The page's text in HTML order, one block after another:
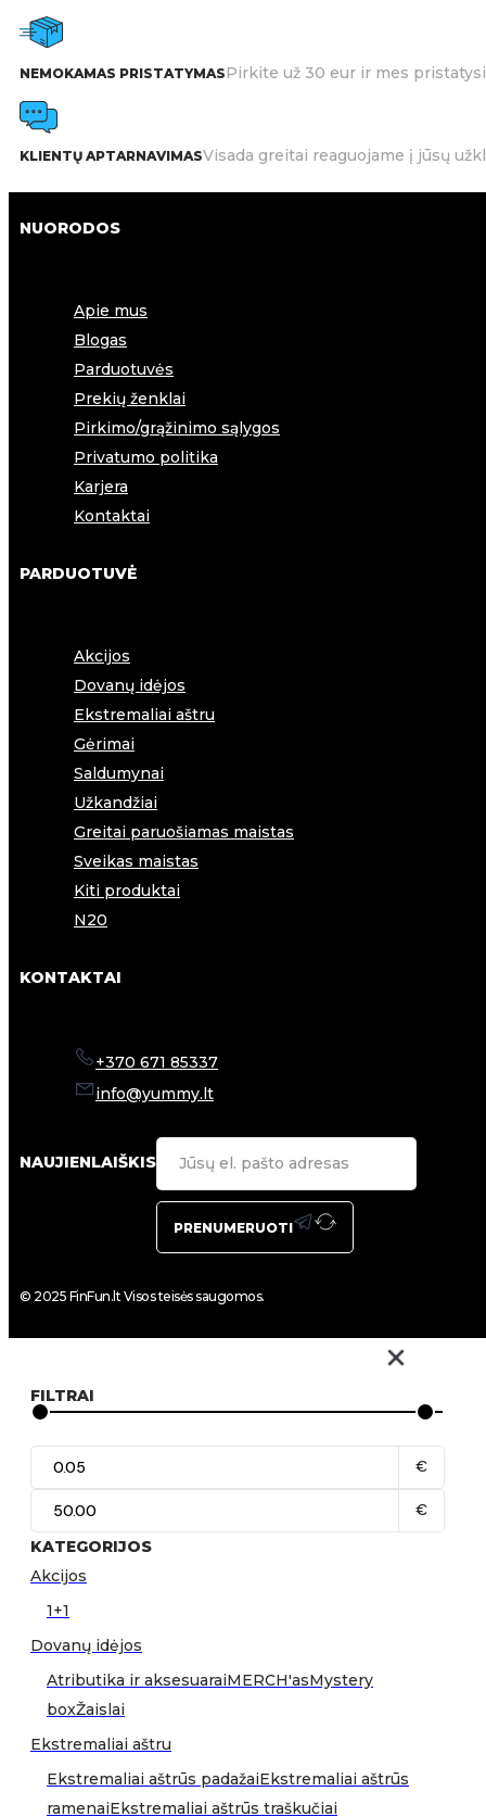
NEMOKAMAS PRISTATYMASPirkite už 30 eur ir mes
KLIENTŲ APTARNAVIMASVisada greitai reaguojame į jūsų
NUORODOS
Apie mus
Blogas
Parduotuvės
Prekių ženklai
Pirkimo/grąžinimo sąlygos
Privatumo politika
Karjera
Kontaktai
PARDUOTUVĖ
Akcijos
Dovanų idėjos
Ekstremaliai aštru
Gėrimai
Saldumynai
Užkandžiai
Greitai paruošiamas maistas
Sveikas maistas
Kiti produktai
N20
KONTAKTAI
+370 671 85337
info@yummy.lt
NAUJIENLAIŠKIS
PRENUMERUOTI
© 2025 FinFun.lt Visos teisės saugomos.
FILTRAI
€
€
KATEGORIJOS
Akcijos
1+1
Dovanų idėjos
Atributika ir aksesuaraiMERCH'asMystery
boxŽaislai
Ekstremaliai aštru
Ekstremaliai aštrūs padažaiEkstremaliai aštrūs
ramenaiEkstremaliai aštrūs traškučiai